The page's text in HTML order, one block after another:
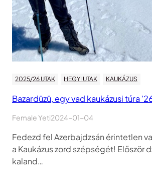
2025/26 UTAK HEGYI UTAK KAUKÁZUS
Bazardüzü, egy vad kaukázusi túra
Female Yeti2024-01-04
Fedezd fel Azerbajdzsán érintetlen
a Kaukázus zord szépségét! Először
kaland…